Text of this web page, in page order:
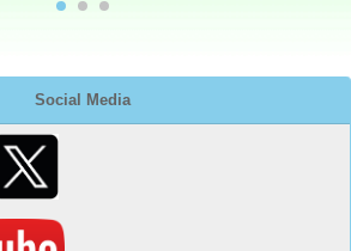
Social Media